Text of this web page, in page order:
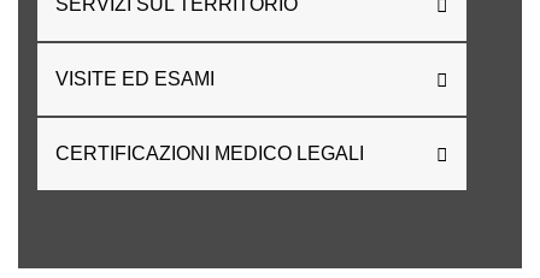
SERVIZI SUL TERRITORIO
VISITE ED ESAMI
CERTIFICAZIONI MEDICO LEGALI